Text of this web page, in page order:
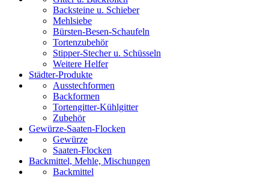
Backsteine u. Schieber
Mehlsiebe
Bürsten-Besen-Schaufeln
Tortenzubehör
Stipper-Stecher u. Schüsseln
Weitere Helfer
Städter-Produkte
Ausstechformen
Backformen
Tortengitter-Kühlgitter
Zubehör
Gewürze-Saaten-Flocken
Gewürze
Saaten-Flocken
Backmittel, Mehle, Mischungen
Backmittel